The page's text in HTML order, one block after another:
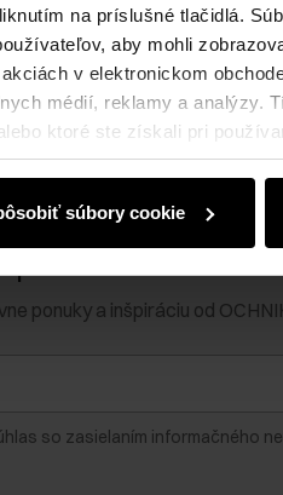
na príslušné tlačidlá.
aby mohli
v elektronickom
médií, reklamy a analýzy.
ktoré ste získali pri
súbory cookie
ponuky a inšpiráciu od
so zasielaním informačného